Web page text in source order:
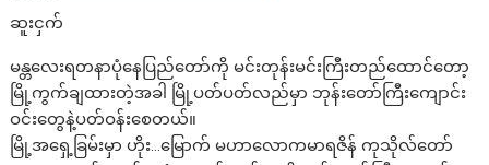
ဆူးငှက်
မန္တလေးရတနာပုံနေပြည်တော်ကို မင်းတုန်းမင်းကြီးတည်ထောင်တော့
မြို့ကွက်ချထားတဲ့အခါ မြို့ပတ်ပတ်လည်မှာ ဘုန်းတော်ကြီးကျောင်း
ဝင်းတွေနဲ့ပတ်ဝန်းစေတယ်။
မြို့အရှေ့ခြမ်းမှာ ဟိုး…မြောက် မဟာလောကမာရဇိန် ကုသိုလ်တော်